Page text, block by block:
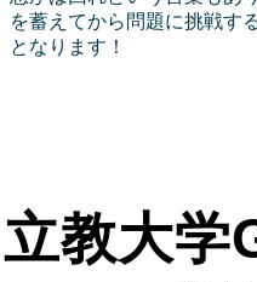
を蓄えてから問題に挑戦す
となります！
立教大学